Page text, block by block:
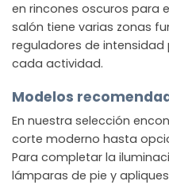
en rincones oscuros para
salón tiene varias zonas
reguladores de
cada actividad.
Modelos
En nuestra selección
corte moderno hasta
Para completar la
lámparas de pie y